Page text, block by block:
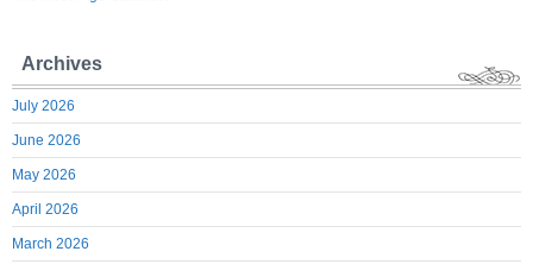
Archives
July 2026
June 2026
May 2026
April 2026
March 2026